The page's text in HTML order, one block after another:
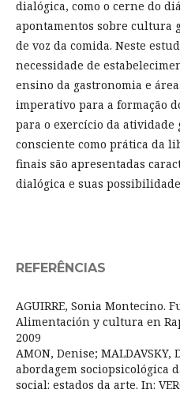
dialógica, como o cerne do
apontamentos sobre cultura
de voz da comida. Neste
necessidade de
ensino da gastronomia e
imperativo para a formação
para o exercício da atividade
consciente como prática da
finais são apresentadas
dialógica e suas
REFERÊNCIAS
AGUIRRE, Sonia Montecino.
Alimentación y cultura en
2009
AMON, Denise;
abordagem sociopsicológica
social: estados da arte. In: